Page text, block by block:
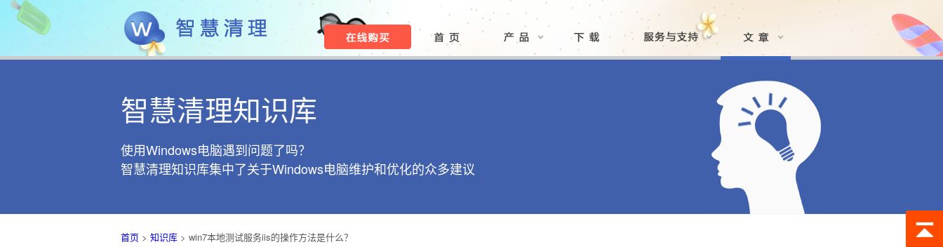
智慧清理知识库
使用Windows电脑遇到问题了吗？
智慧清理知识库集中了关于Windows电脑维护和优化的众多建议
首页 > 知识库 > win7本地测试服务iis的操作方法是什么？